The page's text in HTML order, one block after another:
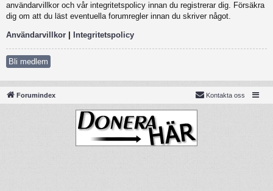
användarvillkor och vår integritetspolicy innan du registrerar dig. Försäkra
dig om att du läst eventuella forumregler innan du skriver något.
Användarvillkor | Integritetspolicy
Bli medlem
Forumindex Kontakta oss